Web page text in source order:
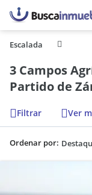
Escalada
3 Campos
Partido de
Filtrar Ver
Ordenar por: